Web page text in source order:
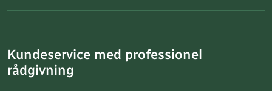
Kundeservice med professionel
rådgivning